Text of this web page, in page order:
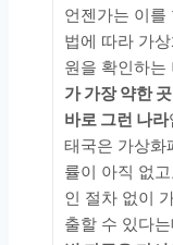
언젠가는 이를
법에 따라 가
원을 확인하는
가 가장 약한
바로 그런 나라
태국은 가상화
률이 아직 없
인 절차 없이
출할 수 있다